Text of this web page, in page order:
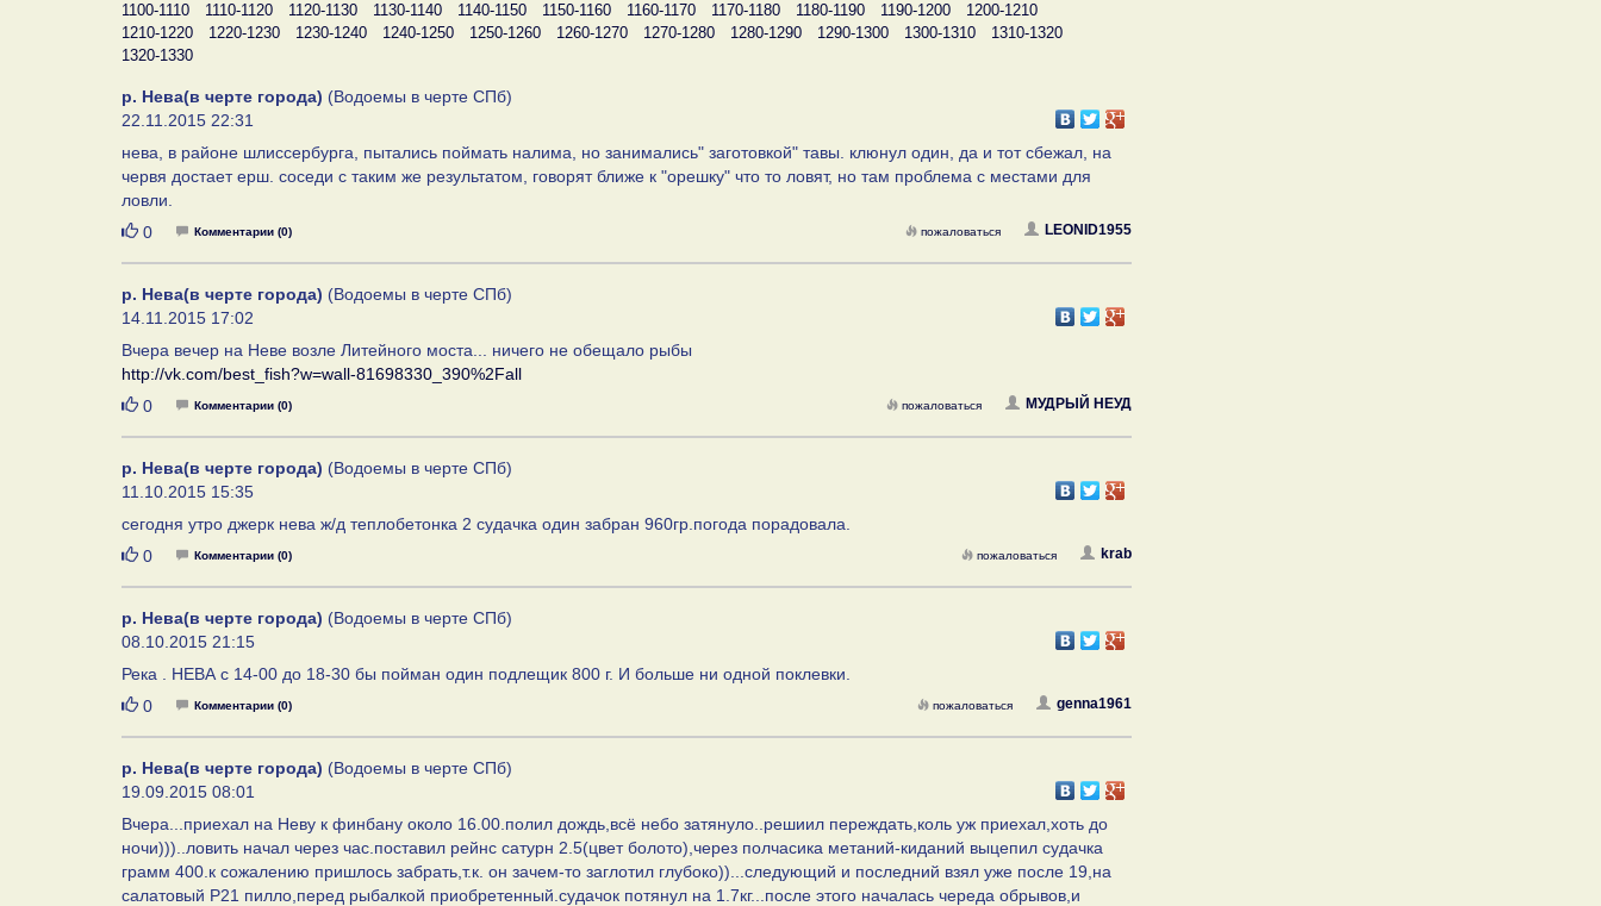
1100-1110
1110-1120 1120-1130 1130-1140 1140-1150 1150-1160 1160-1170 1170-1180 1180-1190 1190-1200
1200-1210
1210-1220
1220-1230 1230-1240 1240-1250 1250-1260 1260-1270 1270-1280 1280-1290 1290-1300 1300-1310
1310-1320
1320-1330
р. Нева(в черте города) (Водоемы в черте СПб)
22.11.2015 22:31
нева, в районе шлиссербурга, пытались поймать налима, но занимались" заготовкой" тавы. клюнул один, да и тот сбежал, на
червя достает ерш. соседи с таким же результатом, говорят ближе к "орешку" что то ловят, но там проблема с местами для
ловли.
Нравится
0 Комментарии (0) LEONID1955
пожаловаться
р. Нева(в черте города) (Водоемы в черте СПб)
14.11.2015 17:02
Вчера вечер на Неве возле Литейного моста... ничего не обещало рыбы
http://vk.com/best_fish?w=wall-81698330_390%2Fall
Нравится
0 Комментарии (0) МУДРЫЙ НЕУД
пожаловаться
р. Нева(в черте города) (Водоемы в черте СПб)
11.10.2015 15:35
сегодня утро джерк нева ж/д теплобетонка 2 судачка один забран 960гр.погода порадовала.
Нравится
0 Комментарии (0) krab
пожаловаться
р. Нева(в черте города) (Водоемы в черте СПб)
08.10.2015 21:15
Река . НЕВА с 14-00 до 18-30 бы пойман один подлещик 800 г. И больше ни одной поклевки.
Нравится
0 Комментарии (0) genna1961
пожаловаться
р. Нева(в черте города) (Водоемы в черте СПб)
19.09.2015 08:01
Вчера...приехал на Неву к финбану около 16.00.полил дождь,всё небо затянуло..решиил переждать,коль уж приехал,хоть до
ночи)))..ловить начал через час.поставил рейнс сатурн 2.5(цвет болото),через полчасика метаний-киданий выцепил судачка
грамм 400.к сожалению пришлось забрать,т.к. он зачем-то заглотил глубоко))...следующий и последний взял уже после 19,на
салатовый Р21 пилло,перед рыбалкой приобретенный.судачок потянул на 1.7кг...после этого началась череда обрывов,и